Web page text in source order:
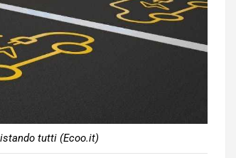
tutti (Ecoo.it)